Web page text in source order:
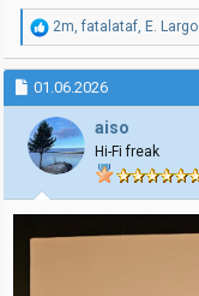
R
e
a
k
s
j
o
n
e
r
:
2m, fatalataf, E. Largo
01.06.2026
aiso
Hi-Fi freak